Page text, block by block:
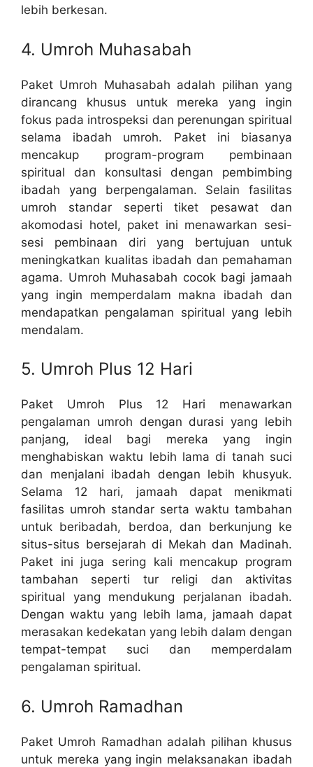
lebih berkesan.
4. Umroh Muhasabah
Paket Umroh Muhasabah adalah pilihan yang
dirancang khusus untuk mereka yang ingin
fokus pada introspeksi dan perenungan spiritual
selama ibadah umroh. Paket ini biasanya
mencakup program-program pembinaan
spiritual dan konsultasi dengan pembimbing
ibadah yang berpengalaman. Selain fasilitas
umroh standar seperti tiket pesawat dan
akomodasi hotel, paket ini menawarkan sesi-
sesi pembinaan diri yang bertujuan untuk
meningkatkan kualitas ibadah dan pemahaman
agama. Umroh Muhasabah cocok bagi jamaah
yang ingin memperdalam makna ibadah dan
mendapatkan pengalaman spiritual yang lebih
mendalam.
5. Umroh Plus 12 Hari
Paket Umroh Plus 12 Hari menawarkan
pengalaman umroh dengan durasi yang lebih
panjang, ideal bagi mereka yang ingin
menghabiskan waktu lebih lama di tanah suci
dan menjalani ibadah dengan lebih khusyuk.
Selama 12 hari, jamaah dapat menikmati
fasilitas umroh standar serta waktu tambahan
untuk beribadah, berdoa, dan berkunjung ke
situs-situs bersejarah di Mekah dan Madinah.
Paket ini juga sering kali mencakup program
tambahan seperti tur religi dan aktivitas
spiritual yang mendukung perjalanan ibadah.
Dengan waktu yang lebih lama, jamaah dapat
merasakan kedekatan yang lebih dalam dengan
tempat-tempat suci dan memperdalam
pengalaman spiritual.
6. Umroh Ramadhan
Paket Umroh Ramadhan adalah pilihan khusus
untuk mereka yang ingin melaksanakan ibadah